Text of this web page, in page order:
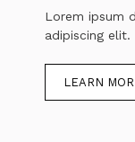
Lorem ipsum
adipiscing elit.
LEARN